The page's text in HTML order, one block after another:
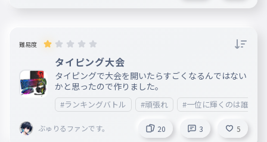
難易度
タイピング大会
タイピングで大会を開いたらすごくなるんではない
かと思ったので作りました。
#ランキングバトル #頑張れ #一位に輝くのは誰だ？
ぶゅりるファンです。 20 3 5